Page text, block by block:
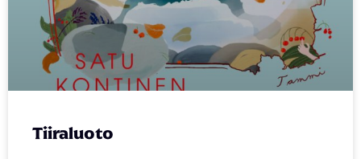
Tiiraluoto